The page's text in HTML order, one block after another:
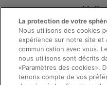
La protection de votre
Nous utilisons des cookies
expérience sur notre site et
communication avec vous.
nous utilisons sont décrits
«Paramètres des cookies».
tenons compte de vos